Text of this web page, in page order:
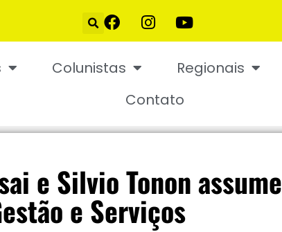
Colunistas Regionais
Contato
e Silvio Tonon assume
e Serviços